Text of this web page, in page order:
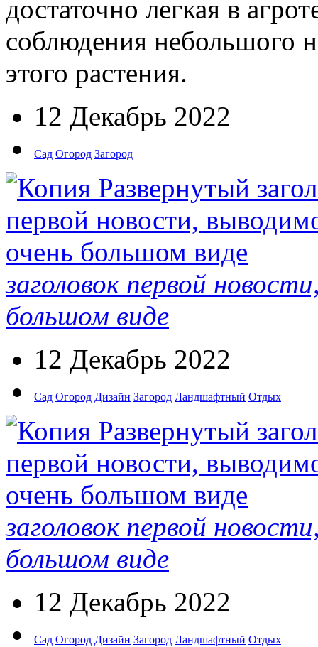
достаточно легкая в
соблюдения небольшого
этого растения.
12 Декабрь 2022
Сад Огород Загород
заголовок первой
большом виде
12 Декабрь 2022
Сад Огород Дизайн Загород Ландшафтный Отдых
заголовок первой
большом виде
12 Декабрь 2022
Сад Огород Дизайн Загород Ландшафтный Отдых